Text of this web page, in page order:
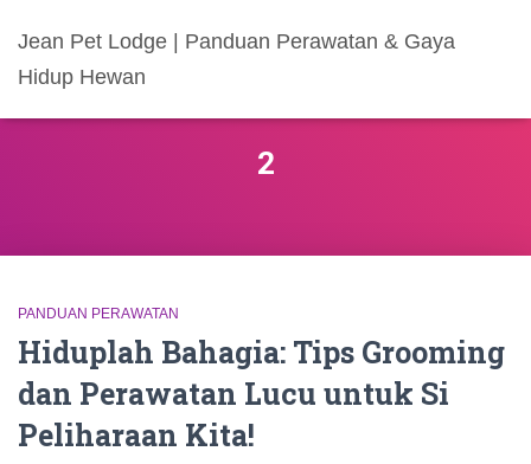
Jean Pet Lodge | Panduan Perawatan & Gaya
Hidup Hewan
2
PANDUAN PERAWATAN
Hiduplah Bahagia: Tips Grooming
dan Perawatan Lucu untuk Si
Peliharaan Kita!